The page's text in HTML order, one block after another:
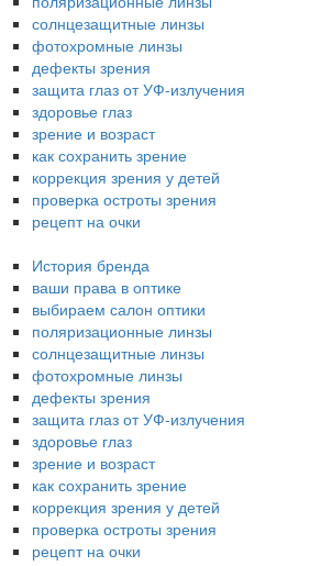
солнцезащитные линзы
фотохромные линзы
дефекты зрения
защита глаз от УФ-излучения
здоровье глаз
зрение и возраст
как сохранить зрение
коррекция зрения у детей
проверка остроты зрения
рецепт на очки
История бренда
ваши права в оптике
выбираем салон оптики
поляризационные линзы
солнцезащитные линзы
фотохромные линзы
дефекты зрения
защита глаз от УФ-излучения
здоровье глаз
зрение и возраст
как сохранить зрение
коррекция зрения у детей
проверка остроты зрения
рецепт на очки